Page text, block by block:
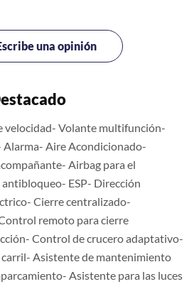
una opinión
velocidad- Volante multifunción-
Aire Acondicionado-
Airbag para el
ESP- Dirección
Cierre centralizado-
remoto para cierre
Control de crucero adaptativo-
Asistente de mantenimiento
Asistente para las luces